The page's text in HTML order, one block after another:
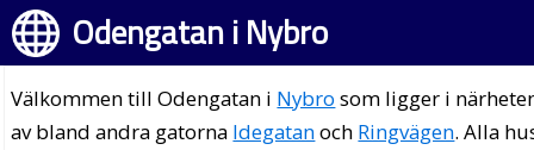
Odengatan i Nybro
Välkommen till Odengatan i Nybro som ligger i
av bland andra gatorna Idegatanoch Ringvägen. Alla